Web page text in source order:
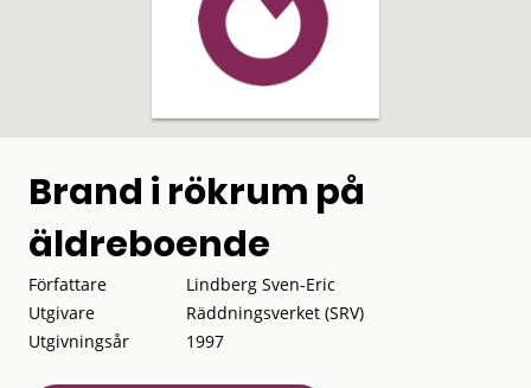
Brand i rökrum på
äldreboende
Författare
Lindberg Sven-Eric
Utgivare
Räddningsverket (SRV)
Utgivningsår
1997